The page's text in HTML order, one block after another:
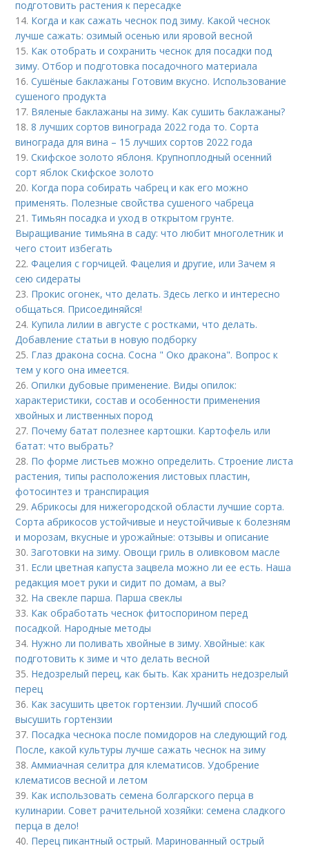
подготовить растения к пересадке
14. Когда и как сажать чеснок под зиму. Какой чеснок
лучше сажать: озимый осенью или яровой весной
15. Как отобрать и сохранить чеснок для посадки под
зиму. Отбор и подготовка посадочного материала
16.Сушёные баклажаны Готовим вкусно. Использование
сушеного продукта
17. Вяленые баклажаны на зиму. Как сушить баклажаны?
18.8 лучших сортов винограда 2022 года то. Сорта
винограда для вина – 15 лучших сортов 2022 года
19.Скифское золото яблоня. Крупноплодный осенний
сорт яблок Скифское золото
20. Когда пора собирать чабрец и как его можно
применять. Полезные свойства сушеного чабреца
21. Тимьян посадка и уход в открытом грунте.
Выращивание тимьяна в саду: что любит многолетник и
чего стоит избегать
22.Фацелия с горчицей. Фацелия и другие, или Зачем я
сею сидераты
23. Прокис огонек, что делать. Здесь легко и интересно
общаться. Присоединяйся!
24. Купила лилии в августе с ростками, что делать.
Добавление статьи в новую подборку
25. Глаз дракона сосна. Сосна " Око дракона". Вопрос к
тем у кого она имеется.
26.Опилки дубовые применение. Виды опилок:
характеристики, состав и особенности применения
хвойных и лиственных пород
27. Почему батат полезнее картошки. Картофель или
батат: что выбрать?
28. По форме листьев можно определить. Строение листа
растения, типы расположения листовых пластин,
фотосинтез и транспирация
29.Абрикосы для нижегородской области лучшие сорта.
Сорта абрикосов устойчивые и неустойчивые к болезням
и морозам, вкусные и урожайные: отзывы и описание
30.Заготовки на зиму. Овощи гриль в оливковом масле
31. Если цветная капуста зацвела можно ли ее есть. Наша
редакция моет руки и сидит по домам, а вы?
32. На свекле парша. Парша свеклы
33. Как обработать чеснок фитоспорином перед
посадкой. Народные методы
34. Нужно ли поливать хвойные в зиму. Хвойные: как
подготовить к зиме и что делать весной
35. Недозрелый перец, как быть. Как хранить недозрелый
перец
36. Как засушить цветок гортензии. Лучший способ
высушить гортензии
37. Посадка чеснока после помидоров на следующий год.
После, какой культуры лучше сажать чеснок на зиму
38.Аммиачная селитра для клематисов. Удобрение
клематисов весной и летом
39. Как использовать семена болгарского перца в
кулинарии. Совет рачительной хозяйки: семена сладкого
перца в дело!
40. Перец пикантный острый. Маринованный острый